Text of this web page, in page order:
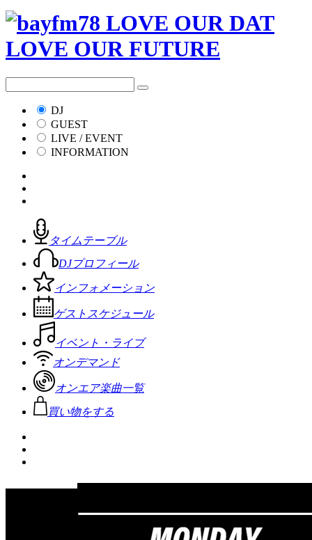
DJ
GUEST
LIVE / EVENT
INFORMATION
タイムテーブル
DJプロフィール
インフォメーション
ゲストスケジュール
イベント・ライブ
オンデマンド
オンエア楽曲一覧
買い物をする